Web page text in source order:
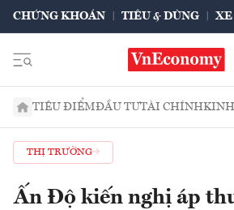
CHỨNG KHOÁN TIÊU & DÙNG XE
TIÊU ĐIỂMĐẦU TƯTÀI CHÍNHKINH
THỊ TRƯỜNG
Ấn Độ kiến nghị áp